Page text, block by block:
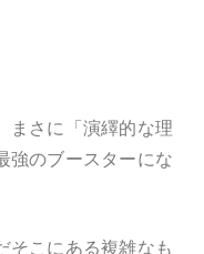
まさに「演繹的な理
強のブースターにな
そこにある複雑なも